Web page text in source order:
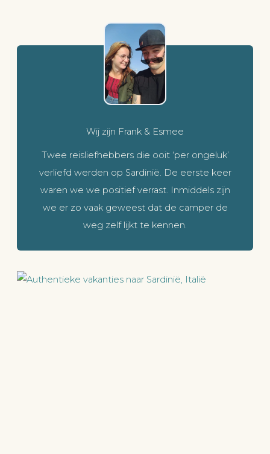
Wij zijn Frank & Esmee
Twee reisliefhebbers die ooit ‘per ongeluk’
verliefd werden op Sardinië. De eerste keer
waren we we positief verrast. Inmiddels zijn
we er zo vaak geweest dat de camper de
weg zelf lijkt te kennen.